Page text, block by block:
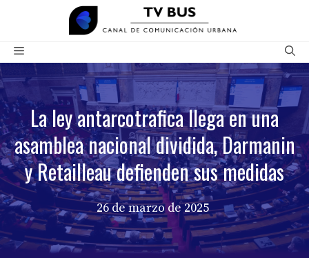
contenido
Menú
La ley antarcotrafica llega en una
asamblea nacional dividida, Darmanin
y Retailleau defienden sus medidas
26 de marzo de 2025